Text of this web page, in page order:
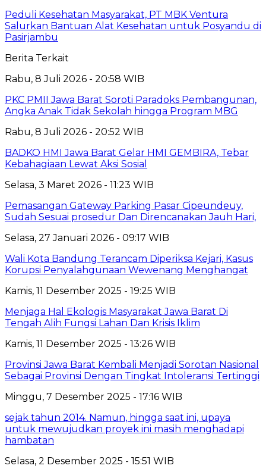
Peduli Kesehatan Masyarakat, PT MBK Ventura
Salurkan Bantuan Alat Kesehatan untuk Posyandu di
Pasirjambu
Berita Terkait
Rabu, 8 Juli 2026 - 20:58 WIB
PKC PMII Jawa Barat Soroti Paradoks Pembangunan,
Angka Anak Tidak Sekolah hingga Program MBG
Rabu, 8 Juli 2026 - 20:52 WIB
BADKO HMI Jawa Barat Gelar HMI GEMBIRA, Tebar
Kebahagiaan Lewat Aksi Sosial
Selasa, 3 Maret 2026 - 11:23 WIB
Pemasangan Gateway Parking Pasar Cipeundeuy,
Sudah Sesuai prosedur Dan Direncanakan Jauh Hari,
Selasa, 27 Januari 2026 - 09:17 WIB
Wali Kota Bandung Terancam Diperiksa Kejari, Kasus
Korupsi Penyalahgunaan Wewenang Menghangat
Kamis, 11 Desember 2025 - 19:25 WIB
Menjaga Hal Ekologis Masyarakat Jawa Barat Di
Tengah Alih Fungsi Lahan Dan Krisis Iklim
Kamis, 11 Desember 2025 - 13:26 WIB
Provinsi Jawa Barat Kembali Menjadi Sorotan Nasional
Sebagai Provinsi Dengan Tingkat Intoleransi Tertinggi
Minggu, 7 Desember 2025 - 17:16 WIB
sejak tahun 2014. Namun, hingga saat ini, upaya
untuk mewujudkan proyek ini masih menghadapi
hambatan
Selasa, 2 Desember 2025 - 15:51 WIB